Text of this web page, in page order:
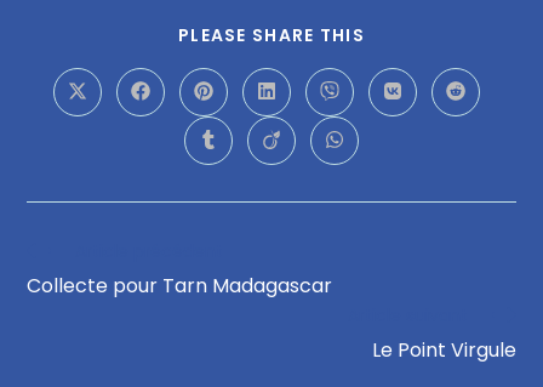
PLEASE SHARE THIS
Collecte pour Tarn Madagascar
Le Point Virgule